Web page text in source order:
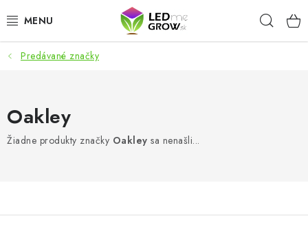
na
AKCIE
PESTOVATEĽSKÉ POTREBY
Predávané značky
Oakley
Žiadne produkty značky Oakley sa nenašli...